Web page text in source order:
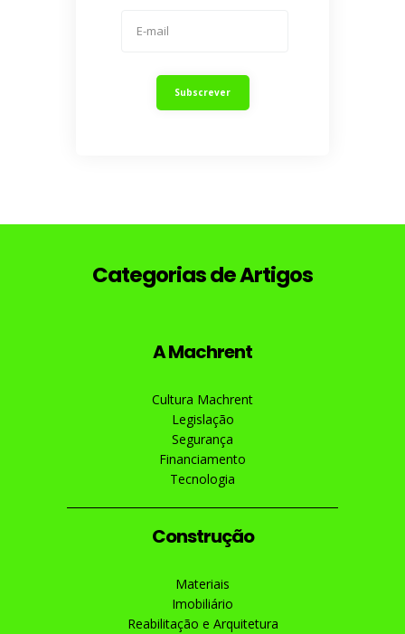
Categorias de Artigos
A Machrent
Cultura Machrent
Legislação
Segurança
Financiamento
Tecnologia
Construção
Materiais
Imobiliário
Reabilitação e Arquitetura